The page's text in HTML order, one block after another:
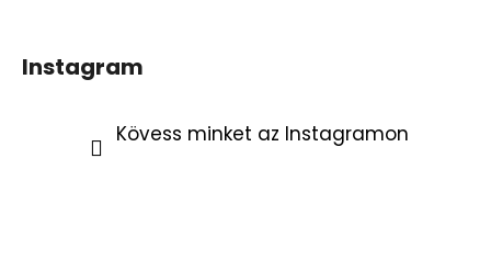
Instagram
Kövess minket az Instagramon